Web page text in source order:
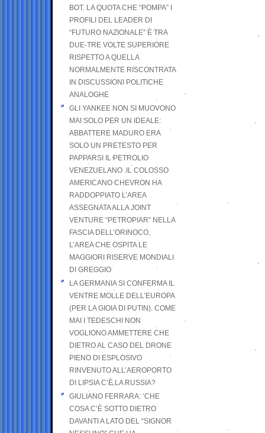
BOT. LA QUOTA CHE “POMPA” I
PROFILI DEL LEADER DI
“FUTURO NAZIONALE” È TRA
DUE-TRE VOLTE SUPERIORE
RISPETTO A QUELLA
NORMALMENTE RISCONTRATA
IN DISCUSSIONI POLITICHE
ANALOGHE
GLI YANKEE NON SI MUOVONO
MAI SOLO PER UN IDEALE:
ABBATTERE MADURO ERA
SOLO UN PRETESTO PER
PAPPARSI IL PETROLIO
VENEZUELANO .IL COLOSSO
AMERICANO CHEVRON HA
RADDOPPIATO L’AREA
ASSEGNATA ALLA JOINT
VENTURE “PETROPIAR” NELLA
FASCIA DELL’ORINOCO,
L’AREA CHE OSPITA LE
MAGGIORI RISERVE MONDIALI
DI GREGGIO
LA GERMANIA SI CONFERMA IL
VENTRE MOLLE DELL’EUROPA
(PER LA GIOIA DI PUTIN). COME
MAI I TEDESCHI NON
VOGLIONO AMMETTERE CHE
DIETRO AL CASO DEL DRONE
PIENO DI ESPLOSIVO
RINVENUTO ALL’AEROPORTO
DI LIPSIA C’È LA RUSSIA?
GIULIANO FERRARA: ’CHE
COSA C’È SOTTO DIETRO
DAVANTI A LATO DEL “SIGNOR